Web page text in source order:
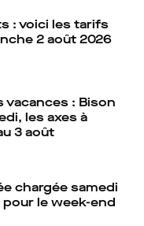
: voici les tarifs
2 août 2026
vacances : Bison
les axes à
3 août
chargée samedi
pour le week-end